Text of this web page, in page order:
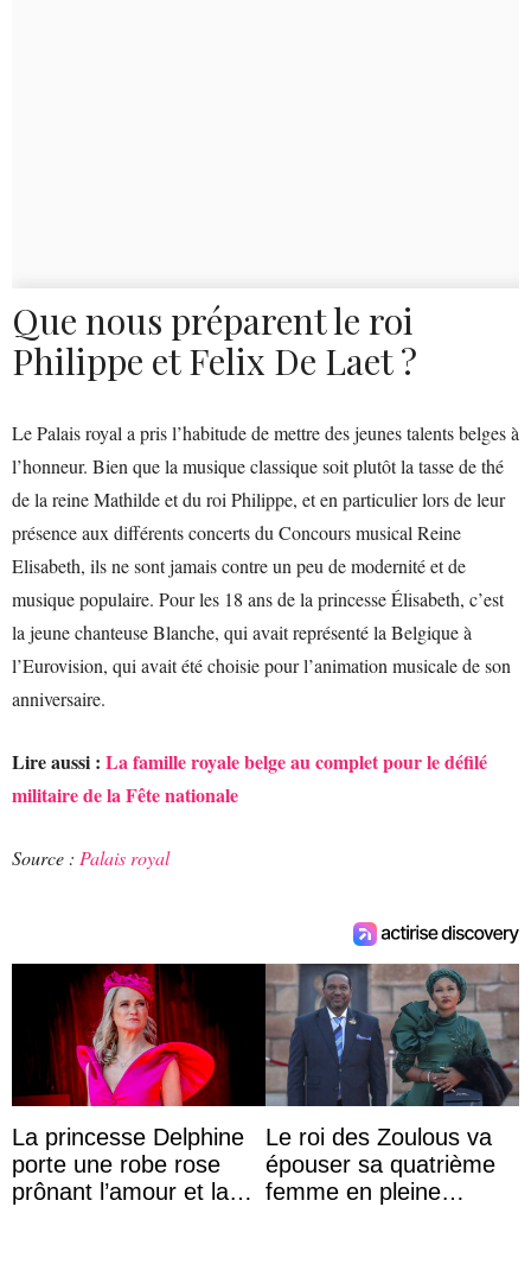
Que nous préparent le roi
Philippe et Felix De Laet ?
Le Palais royal a pris l’habitude de mettre des jeunes talents belges à
l’honneur. Bien que la musique classique soit plutôt la tasse de thé
de la reine Mathilde et du roi Philippe, et en particulier lors de leur
présence aux différents concerts du Concours musical Reine
Elisabeth, ils ne sont jamais contre un peu de modernité et de
musique populaire. Pour les 18 ans de la princesse Élisabeth, c’est
la jeune chanteuse Blanche, qui avait représenté la Belgique à
l’Eurovision, qui avait été choisie pour l’animation musicale de son
anniversaire.
Lire aussi : La famille royale belge au complet pour le défilé
militaire de la Fête nationale
Source : Palais royal
La princesse Delphine
porte une robe rose
prônant l’amour et la
Le roi des Zoulous va
épouser sa quatrième
femme en pleine